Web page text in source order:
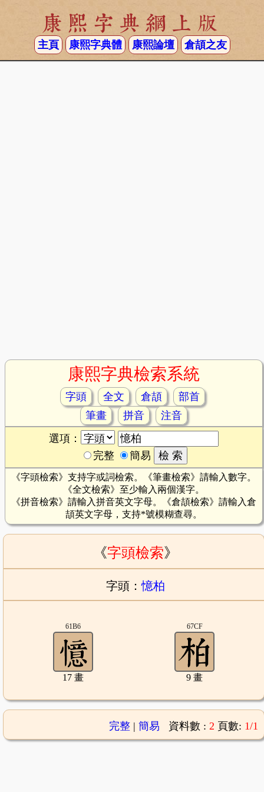
康熙字典網上版
主頁 康熙字典體 康熙論壇 倉頡之友
康熙字典檢索系統
字頭 全文 倉頡
部首
筆畫
拼音
注音
選項：
完整
簡易
《字頭檢索》支持字或詞檢索。《筆畫檢索》請輸入數字。
《全文檢索》至少輸入兩個漢字。
《拼音檢索》請輸入拼音英文字母。《倉頡檢索》請輸入倉
頡英文字母，支持*號模糊查尋。
《字頭檢索》
字頭：憶柏
61B6
17 畫
67CF
9 畫
完整| 簡易 資料數 : 2 頁數: 1/1